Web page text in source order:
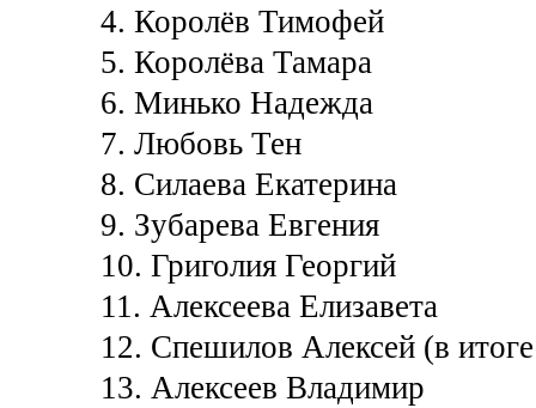
4. Королёв Тимофей
5. Королёва Тамара
6. Минько Надежда
7. Любовь Тен
8. Силаева Екатерина
9. Зубарева Евгения
10. Григолия Георгий
11. Алексеева Елизавета
12. Спешилов Алексей (в
13. Алексеев Владимир